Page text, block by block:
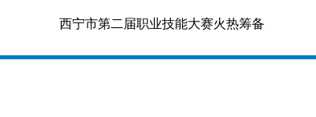
西宁市第二届职业技能大赛火热筹备